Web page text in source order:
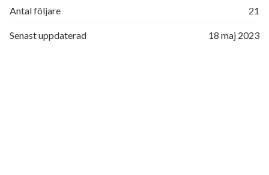
Antal följare 21
Senast uppdaterad 18 maj 2023